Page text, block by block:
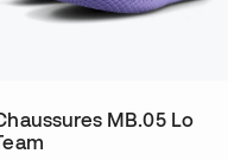
MB.05 Lo